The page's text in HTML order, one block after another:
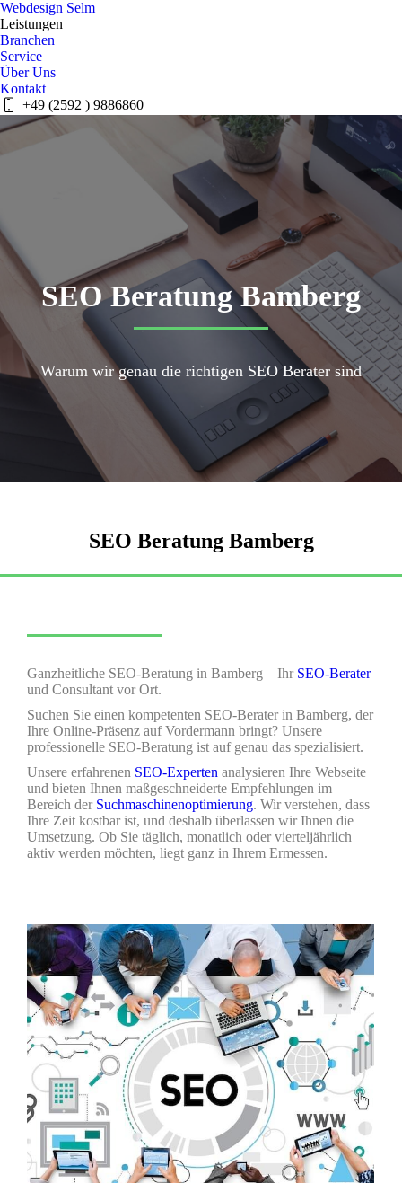
Webdesign Selm
Leistungen
Branchen​
Service
Über Uns
Kontakt
+49 (2592 ) 9886860
SEO Beratung Bamberg
Warum wir genau die richtigen SEO Berater sind
SEO Beratung Bamberg
Ganzheitliche SEO-Beratung in Bamberg – Ihr SEO-Berater
und Consultant vor Ort.
Suchen Sie einen kompetenten SEO-Berater in Bamberg, der
Ihre Online-Präsenz auf Vordermann bringt? Unsere
professionelle SEO-Beratung ist auf genau das spezialisiert.
Unsere erfahrenen SEO-Experten analysieren Ihre Webseite
und bieten Ihnen maßgeschneiderte Empfehlungen im
Bereich der Suchmaschinenoptimierung. Wir verstehen, dass
Ihre Zeit kostbar ist, und deshalb überlassen wir Ihnen die
Umsetzung. Ob Sie täglich, monatlich oder vierteljährlich
aktiv werden möchten, liegt ganz in Ihrem Ermessen.